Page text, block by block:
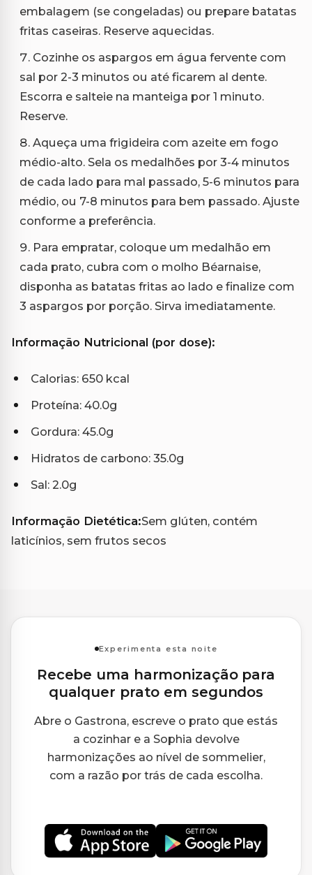
embalagem (se congeladas) ou prepare batatas
fritas caseiras. Reserve aquecidas.
Cozinhe os aspargos em água fervente com
sal por 2-3 minutos ou até ficarem al dente.
Escorra e salteie na manteiga por 1 minuto.
Reserve.
Aqueça uma frigideira com azeite em fogo
médio-alto. Sela os medalhões por 3-4 minutos
de cada lado para mal passado, 5-6 minutos para
médio, ou 7-8 minutos para bem passado. Ajuste
conforme a preferência.
Para empratar, coloque um medalhão em
cada prato, cubra com o molho Béarnaise,
disponha as batatas fritas ao lado e finalize com
3 aspargos por porção. Sirva imediatamente.
Informação Nutricional (por dose):
Calorias: 650 kcal
Proteína: 40.0g
Gordura: 45.0g
Hidratos de carbono: 35.0g
Sal: 2.0g
Informação Dietética:Sem glúten, contém
laticínios, sem frutos secos
Experimenta esta noite
Recebe uma harmonização para
qualquer prato em segundos
Abre o Gastrona, escreve o prato que estás
a cozinhar e a Sophia devolve
harmonizações ao nível de sommelier,
com a razão por trás de cada escolha.